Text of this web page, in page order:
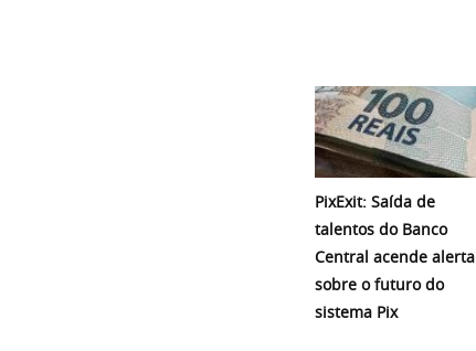
PixExit: Saída de
talentos do Banco
Central acende alerta
sobre o futuro do
sistema Pix